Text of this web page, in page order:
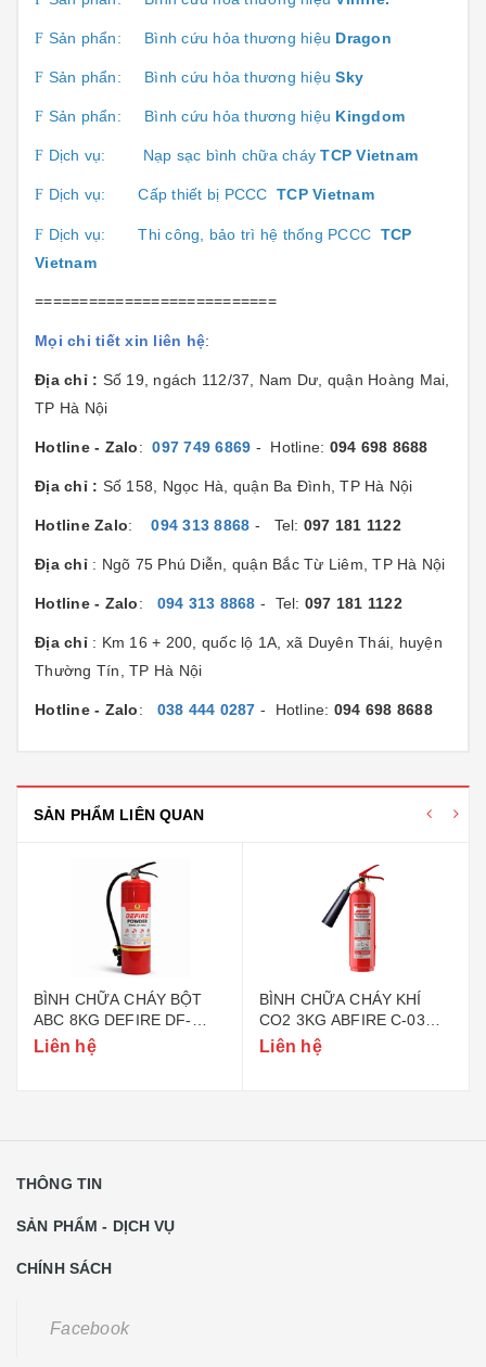
F Sản phẩn: Bình cứu hỏa thương hiệu Dragon
F Sản phẩn: Bình cứu hỏa thương hiệuSky
F Sản phẩn: Bình cứu hỏa thương hiệu Kingdom
F Dịch vụ: Nạp sạc bình chữa cháyTCP Vietnam
F Dịch vụ:Cấp thiết bị PCCC TCP Vietnam
F Dịch vụ:Thi công, bảo trì hệ thống PCCC TCP
Vietnam
===========================
Mọi chi tiết xin liên hệ:
Địa chỉ : Số 19, ngách 112/37, Nam Dư, quận Hoàng Mai,
TP Hà Nội
Hotline - Zalo:097 749 6869 - Hotline: 094 698 8688
Địa chỉ : Số 158, Ngọc Hà, quận Ba Đình, TP Hà Nội
Hotline Zalo:094 313 8868 - Tel: 097 181 1122
Địa chỉ : Ngõ 75 Phú Diễn, quận Bắc Từ Liêm, TP Hà Nội
Hotline - Zalo: 094 313 8868 - Tel: 097 181 1122
Địa chỉ : Km 16 + 200, quốc lộ 1A, xã Duyên Thái, huyện
Thường Tín, TP Hà Nội
Hotline - Zalo: 038 444 0287 - Hotline: 094 698 8688
SẢN PHẨM LIÊN QUAN
BÌNH CHỮA CHÁY BỘT
ABC 8KG DEFIRE DF-
ABC8 (BỘ CÔNG AN)
Liên hệ
BÌNH CHỮA CHÁY KHÍ
CO2 3KG ABFIRE C-03
(TEM BỘ CÔNG AN)
Liên hệ
THÔNG TIN
SẢN PHẨM - DỊCH VỤ
CHÍNH SÁCH
Facebook